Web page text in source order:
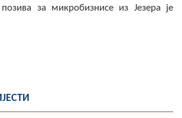
за микробизнисе из Језера је